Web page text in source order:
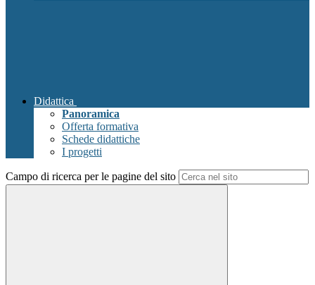
Didattica
Panoramica
Offerta formativa
Schede didattiche
I progetti
Campo di ricerca per le pagine del sito